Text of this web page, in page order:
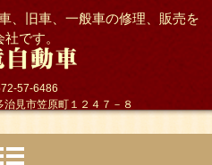
旧車、一般車の修理、販売を
です。
57-6486
見市笠原町１２４７－８